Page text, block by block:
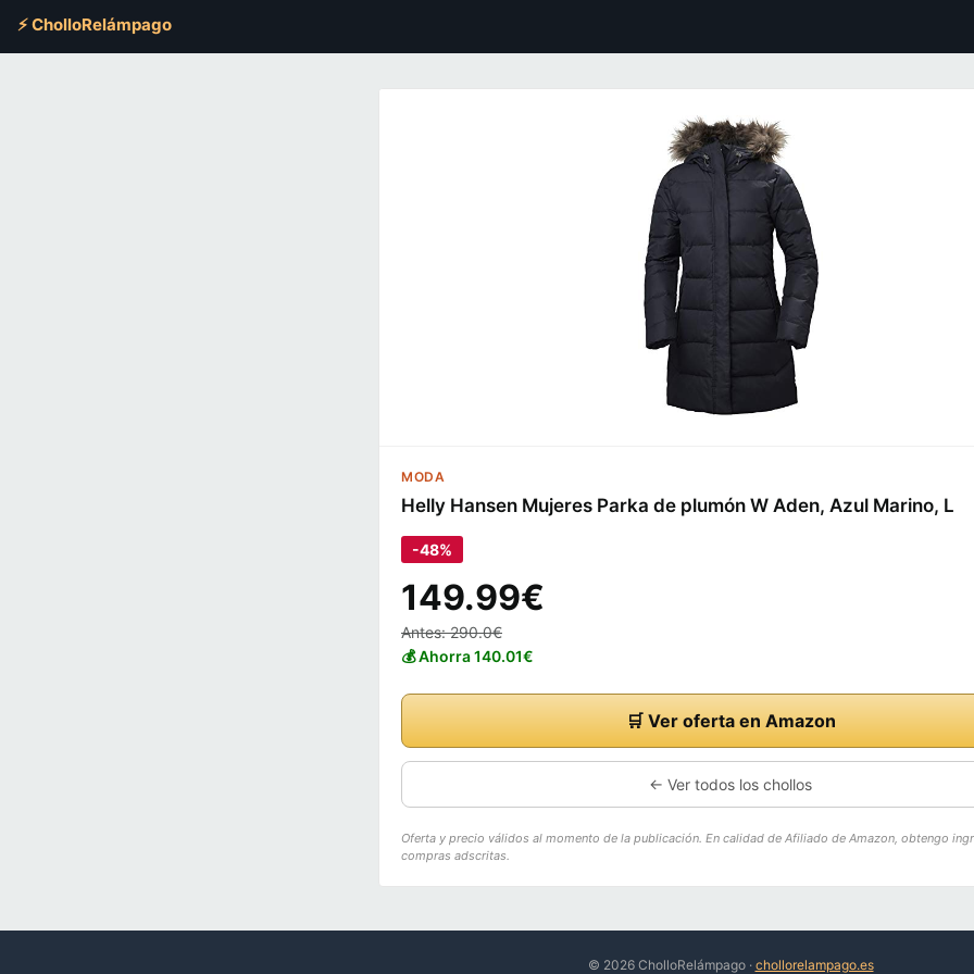
⚡ CholloRelámpago
MODA
Helly Hansen Mujeres Parka de plumón W Aden, Azul Marino, L
-48%
149.99€
Antes: 290.0€
💰 Ahorra 140.01€
🛒 Ver oferta en Amazon
← Ver todos los chollos
Oferta y precio válidos al momento de la publicación. En calidad de Afiliado de Amazon, obtengo
compras adscritas.
© 2026 CholloRelámpago · chollorelampago.es